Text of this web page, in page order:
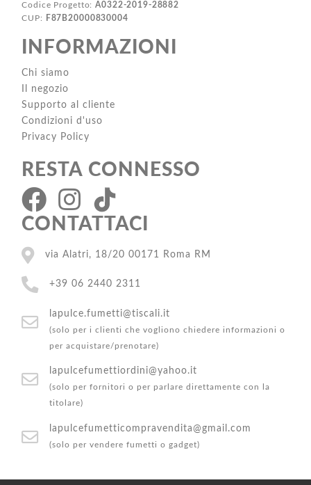
Codice Progetto:A0322-2019-28882
CUP:
F87B20000830004
INFORMAZIONI
Chi siamo
Il negozio
Supporto al cliente
Condizioni d'uso
Privacy Policy
RESTA CONNESSO
CONTATTACI
via Alatri, 18/20 00171 Roma RM
+39 06 2440 2311
lapulce.fumetti@tiscali.it
(solo per i clienti che vogliono chiedere informazioni o
per acquistare/prenotare)
lapulcefumettiordini@yahoo.it
(solo per fornitori o per parlare direttamente con la
titolare)
lapulcefumetticompravendita@gmail.com
(solo per vendere fumetti o gadget)